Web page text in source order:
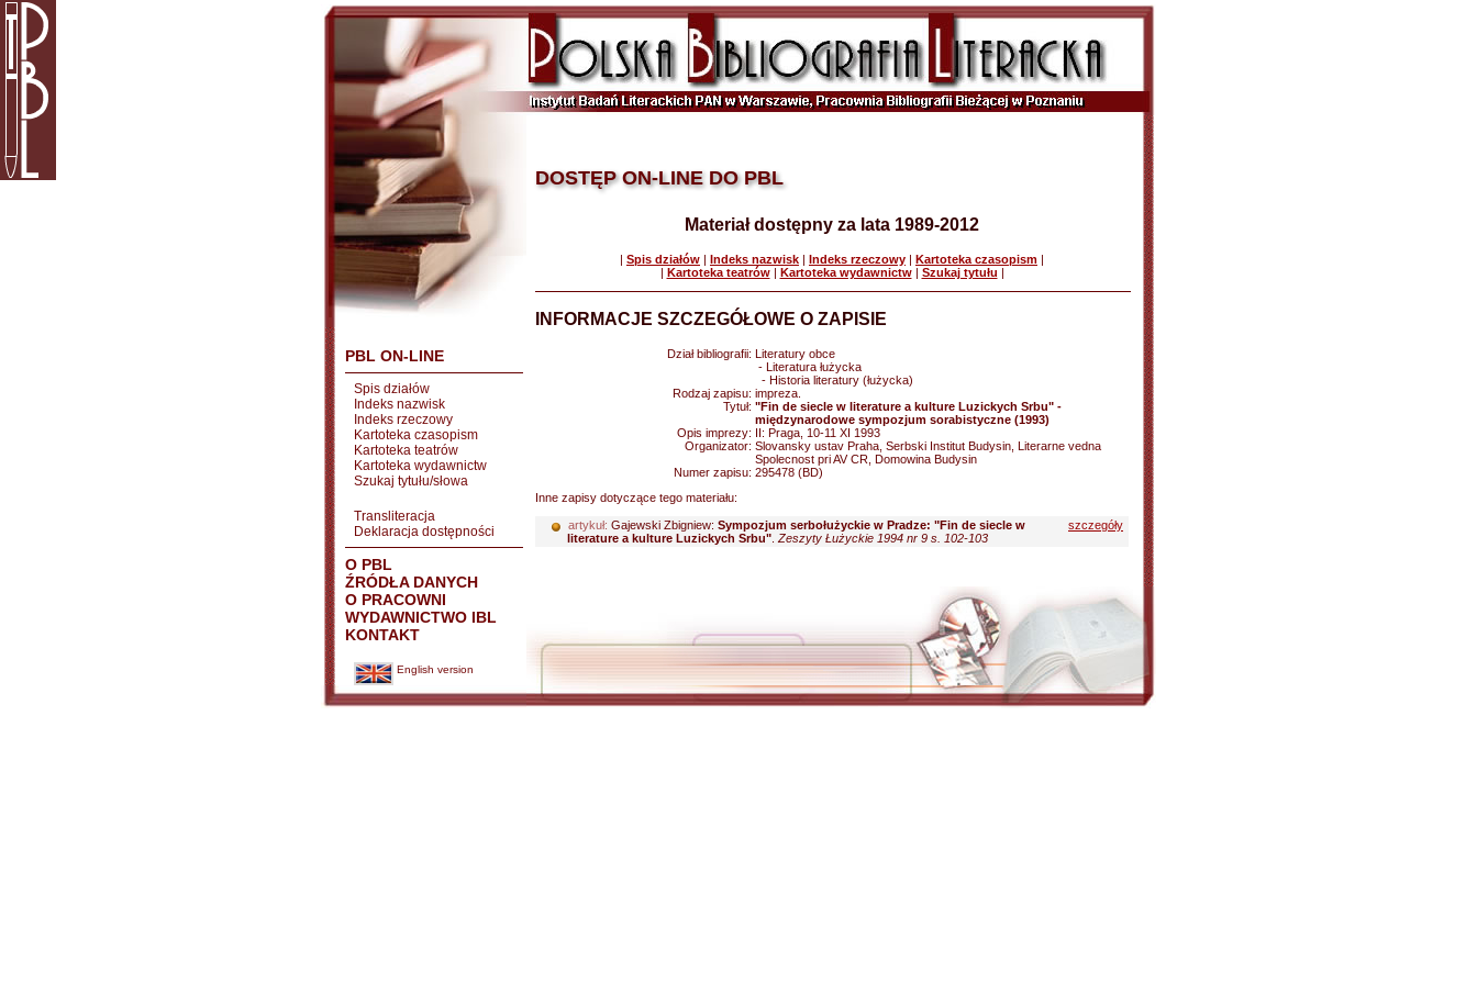
PBL ON-LINE
Spis działów
Indeks nazwisk
Indeks rzeczowy
Kartoteka czasopism
Kartoteka teatrów
Kartoteka wydawnictw
Szukaj tytułu/słowa
Transliteracja
Deklaracja dostępności
O PBL
ŹRÓDŁA DANYCH
O PRACOWNI
WYDAWNICTWO IBL
KONTAKT
English version
DOSTĘP ON-LINE DO PBL
Materiał dostępny za lata 1989-2012
| Spis działów | Indeks nazwisk | Indeks rzeczowy | Kartoteka czasopism |
| Kartoteka teatrów| Kartoteka wydawnictw| Szukaj tytułu |
INFORMACJE SZCZEGÓŁOWE O ZAPISIE
Dział bibliografii: Literatury obce
- Literatura łużycka
- Historia literatury (łużycka)
Rodzaj zapisu: impreza.
Tytuł: "Fin de siecle w literature a kulture Luzickych Srbu" -
międzynarodowe sympozjum sorabistyczne (1993)
Opis imprezy: II: Praga, 10-11 XI 1993
Organizator: Slovansky ustav Praha, Serbski Institut Budysin, Literarne vedna
Spolecnost pri AV CR, Domowina Budysin
Numer zapisu: 295478 (BD)
Inne zapisy dotyczące tego materiału:
artykuł: Gajewski Zbigniew: Sympozjum serbołużyckie w Pradze: "Fin de siecle w
literature a kulture Luzickych Srbu" Zeszyty Łużyckie 1994 nr 9 s. 102-103
szczegóły